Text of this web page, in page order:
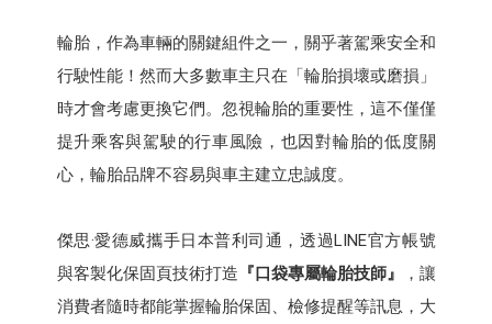
輪胎，作為車輛的關鍵組件之一，關乎著駕乘安全和
行駛性能！然而大多數車主只在「輪胎損壞或磨損」
時才會考慮更換它們。忽視輪胎的重要性，這不僅僅
提升乘客與駕駛的行車風險，也因對輪胎的低度關
心，輪胎品牌不容易與車主建立忠誠度。
傑思·愛德威攜手日本普利司通，透過LINE官方帳號
與客製化保固頁技術打造 『口袋專屬輪胎技師』
，讓
消費者隨時都能掌握輪胎保固、檢修提醒等訊息，大